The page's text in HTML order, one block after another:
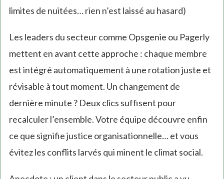
limites de nuitées… rien n’est laissé au hasard)
Les leaders du secteur comme Opsgenie ou Pagerly
mettent en avant cette approche : chaque membre
est intégré automatiquement à une rotation juste et
révisable à tout moment. Un changement de
dernière minute ? Deux clics suffisent pour
recalculer l’ensemble. Votre équipe découvre enfin
ce que signifie justice organisationnelle… et vous
évitez les conflits larvés qui minent le climat social.